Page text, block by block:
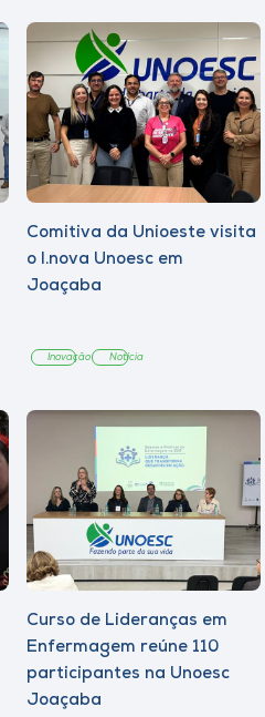
Comitiva da Unioeste visita
o I.nova Unoesc em
Joaçaba
Inovação Notícia
Curso de Lideranças em
Enfermagem reúne 110
participantes na Unoesc
Joaçaba